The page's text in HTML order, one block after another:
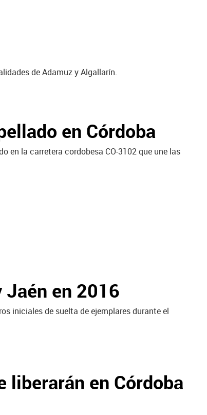
de Adamuz y Algallarín.
en Córdoba
en la carretera cordobesa CO-3102 que une las
en 2016
iniciales de suelta de ejemplares durante el
liberarán en Córdoba